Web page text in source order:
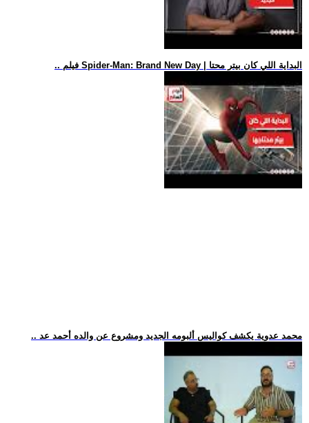
.. فيلم Spider-Man: Brand New Day | البداية اللي كان بيتر محتا
.. محمد عدوية يكشف كواليس ألبومه الجديد ومشروع عن والده أحمد عد